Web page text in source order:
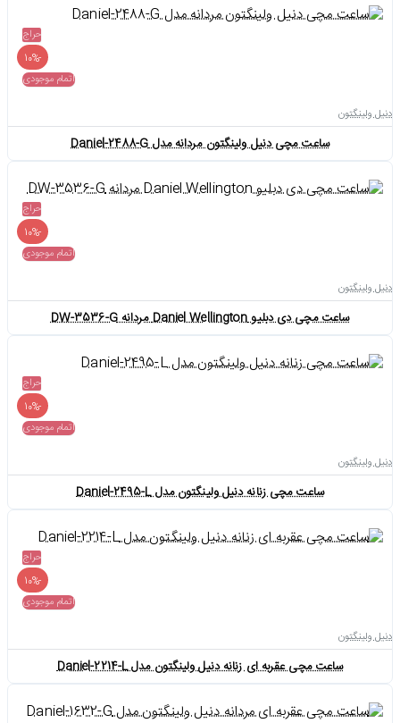
حراج
-10%
اتمام موجودی
دنیل ولینگتون
ساعت مچی دنیل ولینگتون مردانه مدل Daniel-2488-G
حراج
-10%
اتمام موجودی
دنیل ولینگتون
ساعت مچی دی دبلیو Daniel Wellington مردانه DW-3536-G
حراج
-10%
اتمام موجودی
دنیل ولینگتون
ساعت مچی زنانه دنیل ولینگتون مدل Daniel-2495-L
حراج
-10%
اتمام موجودی
دنیل ولینگتون
ساعت مچی عقربه ای زنانه دنیل ولینگتون مدل Daniel-2214-L